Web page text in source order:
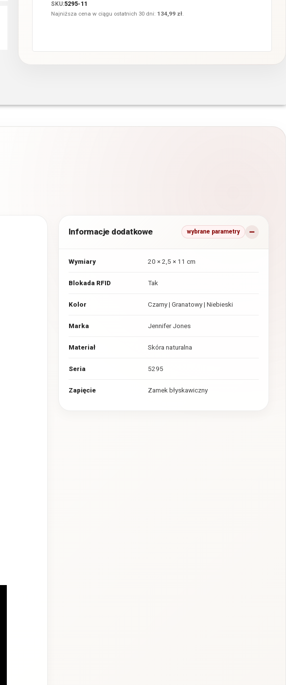
SKU:5295-11
Najniższa cena w ciągu ostatnich 30 dni: 134,99 zł.
Informacje dodatkowe wybrane parametry
Wymiary 20 × 2,5 × 11 cm
Blokada RFID Tak
Kolor Czarny | Granatowy | Niebieski
Marka Jennifer Jones
Materiał Skóra naturalna
Seria 5295
Zapięcie Zamek błyskawiczny